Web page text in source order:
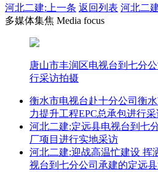
河北二建: 上一条 返回列表 河北二
多媒体集焦 Media focus
唐山市丰润区电视台到七分
行采访拍摄
衡水市电视台赴十分公司衡
力提升工程EPC总承包进行
河北二建:定远县电视台到七
厂项目进行实地采访
河北二建:迎战高温忙建设
视台到七分公司承建的定远